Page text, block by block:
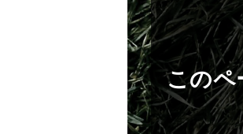
このペ